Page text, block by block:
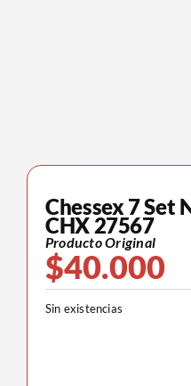
Chessex 7 Set
CHX 27567
Producto Original
$40.000
Sin existencias